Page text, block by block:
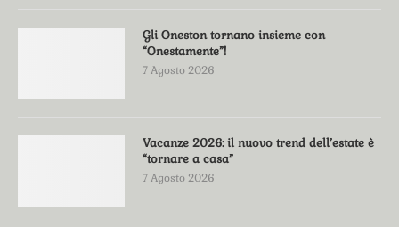
Gli Oneston tornano insieme con
“Onestamente”!
7 Agosto 2026
Vacanze 2026: il nuovo trend dell’estate è
“tornare a casa”
7 Agosto 2026